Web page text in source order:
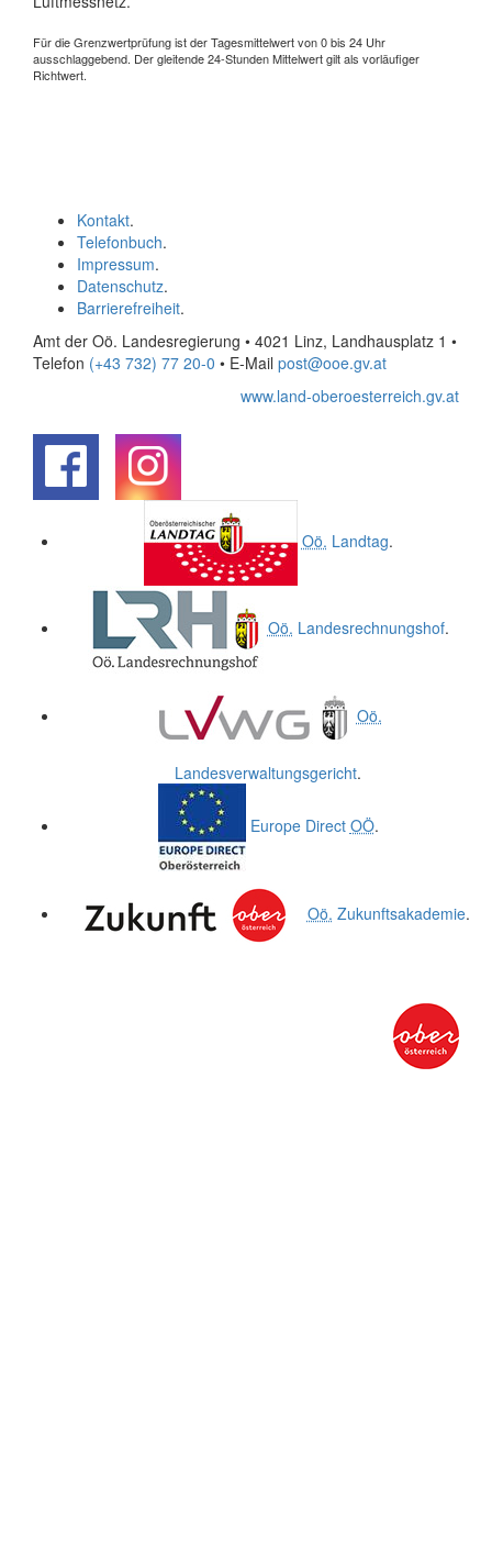
Für die Grenzwertprüfung ist der Tagesmittelwert von 0 bis 24 Uhr
ausschlaggebend. Der gleitende 24-Stunden Mittelwert gilt als vorläufiger
Richtwert.
Kontakt.
Telefonbuch.
Impressum.
Datenschutz.
Barrierefreiheit.
Amt der Oö. Landesregierung • 4021 Linz, Landhausplatz 1 •
Telefon (+43 732) 77 20-0 • E-Mail post@ooe.gv.at
www.land-oberoesterreich.gv.at
Oö. Landtag.
Oö. Landesrechnungshof.
Oö.
Landesverwaltungsgericht.
Europe Direct OÖ.
Oö. Zukunftsakademie.